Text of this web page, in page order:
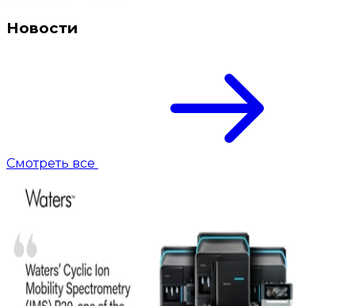
Новости
Смотреть все